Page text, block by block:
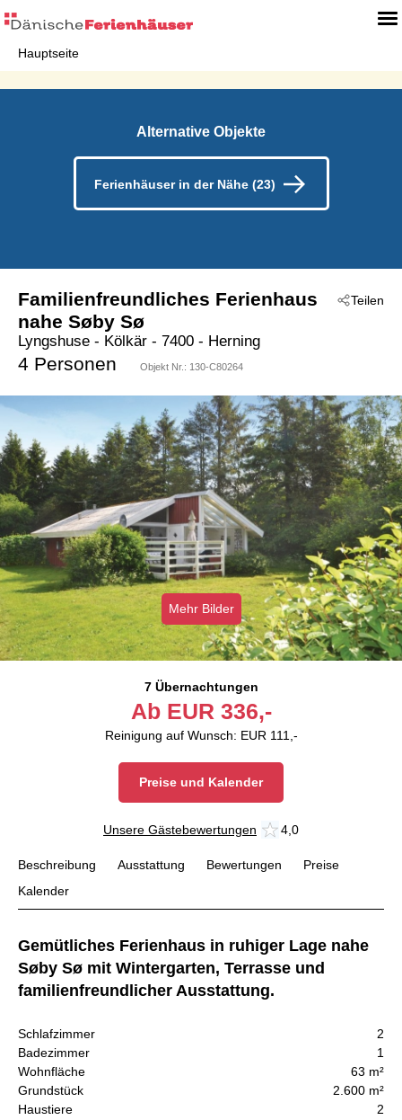
Hauptseite
Alternative Objekte
Ferienhäuser in der Nähe (23)
Teilen
Familienfreundliches Ferienhaus
nahe Søby Sø
Lyngshuse - Kölkär - 7400 - Herning
4 Personen Objekt Nr.: 130-C80264
Mehr Bilder
7 Übernachtungen
Ab EUR 336,-
Reinigung auf Wunsch: EUR 111,-
Preise und Kalender
Unsere Gästebewertungen 4,0
Beschreibung Ausstattung Bewertungen
Preise
Kalender
Gemütliches Ferienhaus in ruhiger Lage nahe
Søby Sø mit Wintergarten, Terrasse und
familienfreundlicher Ausstattung.
Schlafzimmer
2
Badezimmer
1
Wohnfläche
63 m²
Grundstück
2.600 m²
Haustiere
2